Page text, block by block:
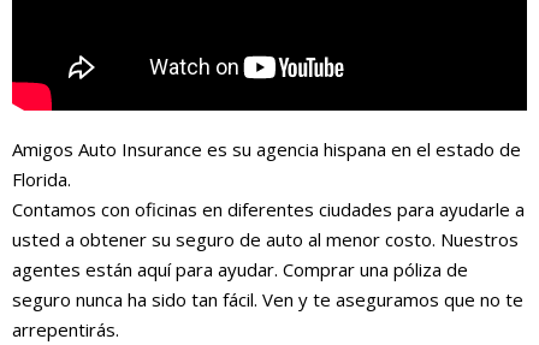
Amigos Auto Insurance es su agencia hispana en el estado de
Florida.
Contamos con oficinas en diferentes ciudades para ayudarle a
usted a obtener su seguro de auto al menor costo. Nuestros
agentes están aquí para ayudar. Comprar una póliza de
seguro nunca ha sido tan fácil. Ven y te aseguramos que no te
arrepentirás.